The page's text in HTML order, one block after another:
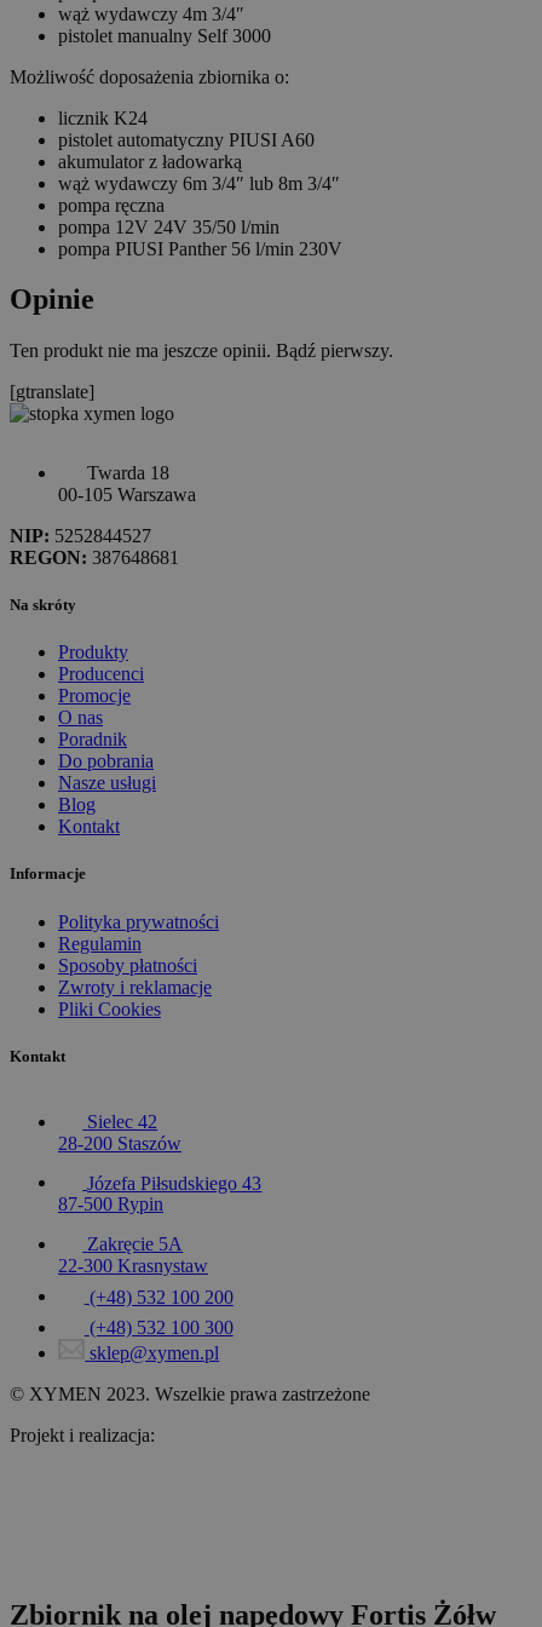
wąż wydawczy 4m 3/4″
pistolet manualny Self 3000
Możliwość doposażenia zbiornika o:
licznik K24
pistolet automatyczny PIUSI A60
akumulator z ładowarką
wąż wydawczy 6m 3/4″ lub 8m 3/4″
pompa ręczna
pompa 12V 24V 35/50 l/min
pompa PIUSI Panther 56 l/min 230V
Opinie
Ten produkt nie ma jeszcze opinii. Bądź pierwszy.
[gtranslate]
Twarda 18
00-105 Warszawa
NIP: 5252844527
REGON: 387648681
Na skróty
Produkty
Producenci
Promocje
O nas
Poradnik
Do pobrania
Nasze usługi
Blog
Kontakt
Informacje
Polityka prywatności
Regulamin
Sposoby płatności
Zwroty i reklamacje
Pliki Cookies
Kontakt
Sielec 42
28-200 Staszów
Józefa Piłsudskiego 43
87-500 Rypin
Zakręcie 5A
22-300 Krasnystaw
(+48) 532 100 200
(+48) 532 100 300
sklep@xymen.pl
© XYMEN 2023. Wszelkie prawa zastrzeżone
Projekt i realizacja:
Zbiornik na olej napędowy Fortis Żółw